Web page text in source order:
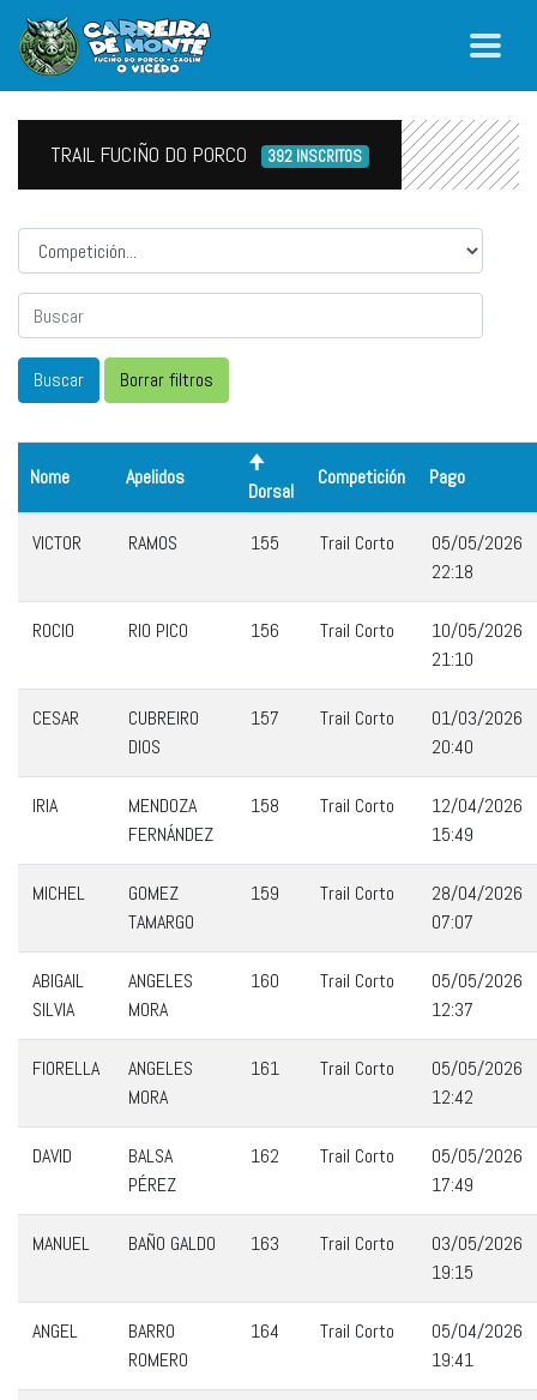
TRAIL FUCIÑO DO PORCO 392 INSCRITOS
Competicion
Nome Apelidos
Dorsal
Competición Pago
VICTOR RAMOS 155 Trail Corto
05/05/2026
22:18
ROCIO RIO PICO 156 Trail Corto
10/05/2026
21:10
CESAR
CUBREIRO
DIOS
157 Trail Corto
01/03/2026
20:40
IRIA
MENDOZA
FERNÁNDEZ
158 Trail Corto
12/04/2026
15:49
MICHEL
GOMEZ
TAMARGO
159 Trail Corto
28/04/2026
07:07
ABIGAIL
SILVIA
ANGELES
MORA
160 Trail Corto
05/05/2026
12:37
FIORELLA
ANGELES
MORA
161 Trail Corto
05/05/2026
12:42
DAVID
BALSA
PÉREZ
162 Trail Corto
05/05/2026
17:49
MANUEL BAÑO GALDO 163 Trail Corto
03/05/2026
19:15
ANGEL
BARRO
ROMERO
164 Trail Corto
05/04/2026
19:41